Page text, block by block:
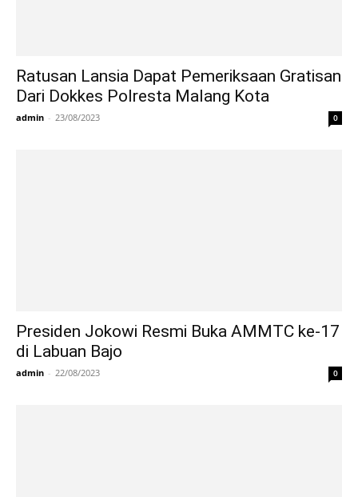
Ratusan Lansia Dapat Pemeriksaan Gratisan
Dari Dokkes Polresta Malang Kota
admin - 23/08/2023 0
Presiden Jokowi Resmi Buka AMMTC ke-17
di Labuan Bajo
admin - 22/08/2023 0